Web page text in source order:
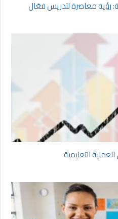
رؤية معاصرة لتدريس فعّال
التعليمية